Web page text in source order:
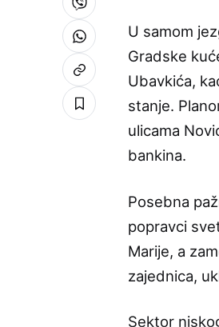
U samom
Gradske
Ubavkića,
stanje.
ulicama
bankina.
Posebna
popravci
Marije, a
zajednica,
Sektor